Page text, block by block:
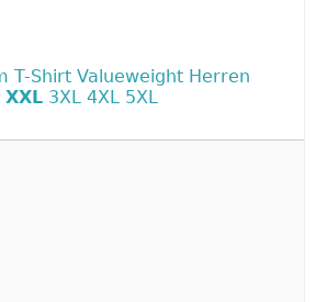
T-Shirt Valueweight Herren
XXL 3XL 4XL 5XL